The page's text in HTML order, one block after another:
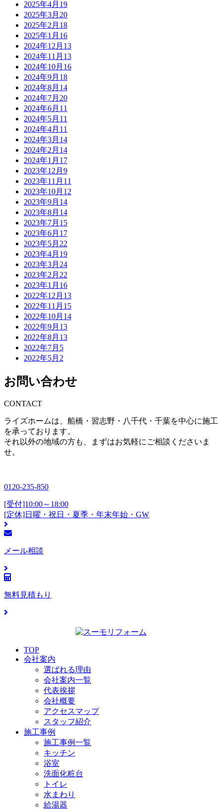
2025年4月 19
2025年3月 20
2025年2月 18
2025年1月 16
2024年12月 13
2024年11月 13
2024年10月 16
2024年9月 18
2024年8月 14
2024年7月 20
2024年6月 11
2024年5月 11
2024年4月 11
2024年3月 14
2024年2月 14
2024年1月 17
2023年12月 9
2023年11月 11
2023年10月 12
2023年9月 14
2023年8月 14
2023年7月 15
2023年6月 17
2023年5月 22
2023年4月 19
2023年3月 24
2023年2月 22
2023年1月 16
2022年12月 13
2022年11月 15
2022年10月 14
2022年9月 13
2022年8月 13
2022年7月 5
2022年5月 2
お問い合わせ
CONTACT
ライズホームは、船橋・習志野・八千代・千葉を中心に施工
を承っております。
それ以外の地域の方も、まずはお気軽にご相談くださいま
せ。
0120-235-850
[受付]10:00～18:00
[定休]日曜・祝日・夏季・年末年始・GW
メール相談
無料見積もり
TOP
会社案内
選ばれる理由
会社案内一覧
代表挨拶
会社概要
アクセスマップ
スタッフ紹介
施工事例
施工事例一覧
キッチン
浴室
洗面化粧台
トイレ
水まわり
給湯器